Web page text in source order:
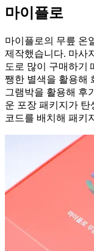
마이플로
마이플로의 무릎 온
제작했습니다. 마사
도로 많이 구매하기
쨍한 별색을 활용해
그램박을 활용해 후
운 포장 패키지가 탄
코드를 배치해 패키